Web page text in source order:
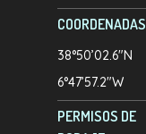
COORDENADAS
38°50’02.6″N
6°47’57.2″W
PERMISOS DE